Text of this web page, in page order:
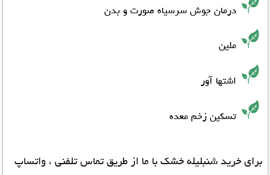
درمان جوش سرسیاه صورت و بدن
ملین
اشتها آور
تسکین زخم معده
برای خرید شنبلیله خشک با ما از طریق تماس تلفنی ، واتساپ